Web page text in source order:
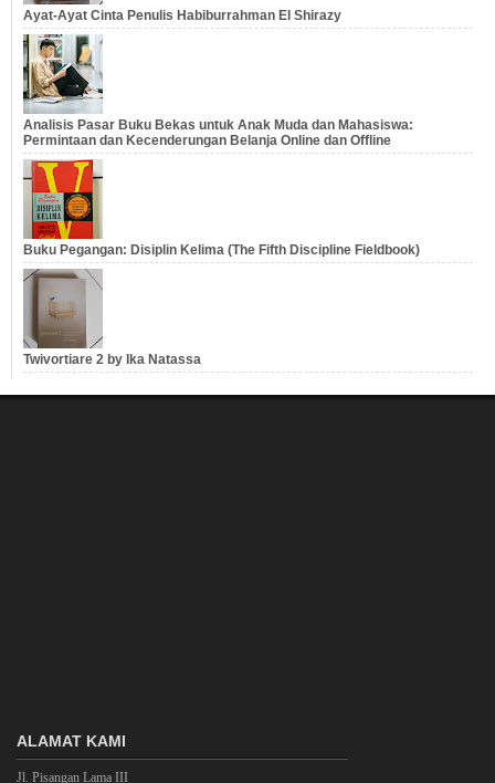
Ayat-Ayat Cinta Penulis Habiburrahman El Shirazy
Analisis Pasar Buku Bekas untuk Anak Muda dan Mahasiswa:
Permintaan dan Kecenderungan Belanja Online dan Offline
Buku Pegangan: Disiplin Kelima (The Fifth Discipline Fieldbook)
Twivortiare 2 by Ika Natassa
ALAMAT KAMI
Jl. Pisangan Lama III